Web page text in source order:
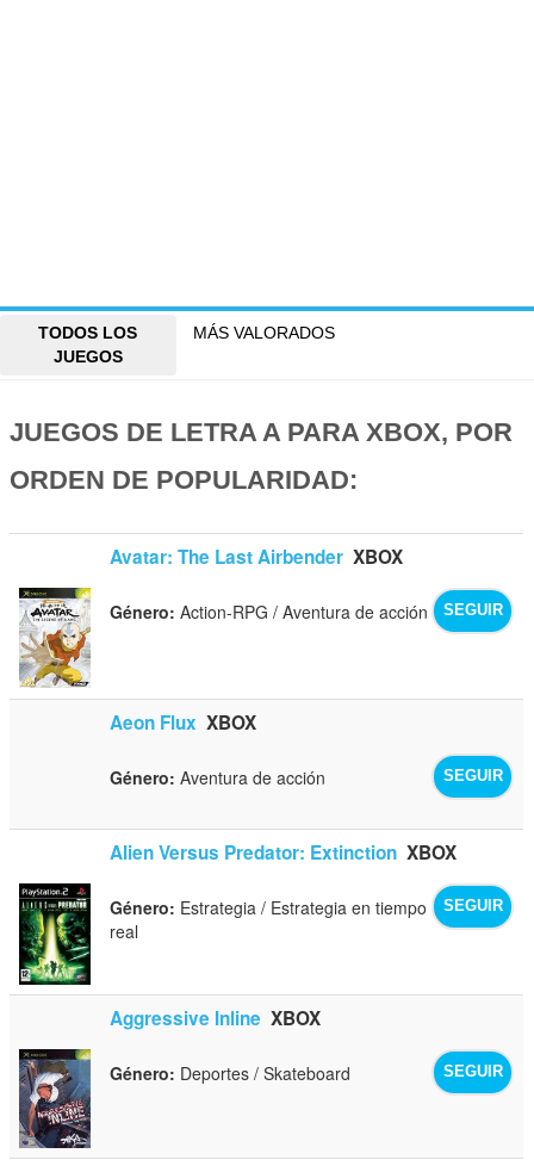
TODOS LOS
JUEGOS
MÁS VALORADOS
JUEGOS DE LETRA A PARA XBOX, POR
ORDEN DE POPULARIDAD:
Avatar: The Last Airbender XBOX
SEGUIR
Género: Action-RPG / Aventura de acción
Aeon Flux XBOX
SEGUIR
Género: Aventura de acción
Alien Versus Predator: Extinction XBOX
SEGUIR
Género: Estrategia / Estrategia en tiempo
real
Aggressive Inline XBOX
SEGUIR
Género: Deportes / Skateboard